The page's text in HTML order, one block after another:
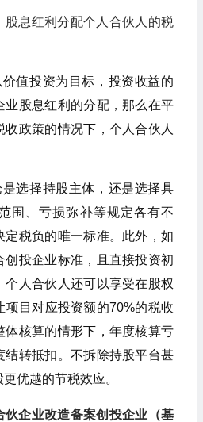
股息红利分配个人合伙人的税
值投资为目标，投资收益的
业股息红利的分配，那么在平
收政策的情况下，个人合伙人
选择持股主体，还是选择具
围、亏损弥补等规定各有不
定税负的唯一标准。此外，如
创投企业标准，且直接投资初
个人合伙人还可以享受在股权
项目对应投资额的70%的税收
体核算的情形下，年度核算亏
结转抵扣。不拆除持股平台甚
优越的节税效应。
伙企业改造备案创投企业（基